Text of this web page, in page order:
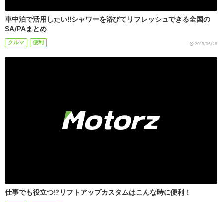
車中泊で活用したい!!シャワーを浴びてリフレッシュできる全国の
SA/PAまとめ
クルマ 便利 2019/05/28
仕事でも役立つ!?リフトアップカスタムはこんな時に便利！